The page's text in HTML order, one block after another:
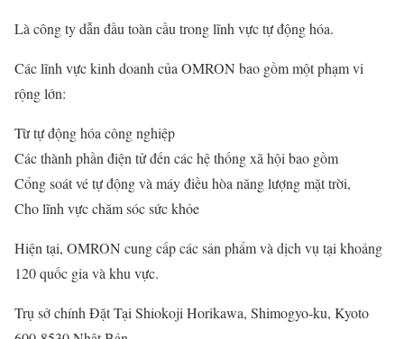
Là công ty dẫn đầu toàn cầu trong lĩnh vực tự động hóa.
Các lĩnh vực kinh doanh của OMRON bao gồm một phạm vi
rộng lớn:
Từ tự động hóa công nghiệp
Các thành phần điện tử đến các hệ thống xã hội bao gồm
Cổng soát vé tự động và máy điều hòa năng lượng mặt trời,
Cho lĩnh vực chăm sóc sức khỏe
Hiện tại, OMRON cung cấp các sản phẩm và dịch vụ tại khoảng
120 quốc gia và khu vực.
Trụ sở chính Đặt Tại Shiokoji Horikawa, Shimogyo-ku, Kyoto